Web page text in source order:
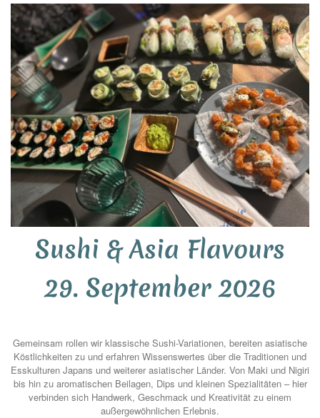
Sushi & Asia Flavours
29. September 2026
Gemeinsam rollen wir klassische Sushi-Variationen, bereiten asiatische
Köstlichkeiten zu und erfahren Wissenswertes über die Traditionen und
Esskulturen Japans und weiterer asiatischer Länder. Von Maki und Nigiri
bis hin zu aromatischen Beilagen, Dips und kleinen Spezialitäten – hier
verbinden sich Handwerk, Geschmack und Kreativität zu einem
außergewöhnlichen Erlebnis.